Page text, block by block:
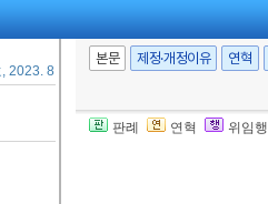
2023. 8. 16., 일부개정]
본문 제정·개정이유 연혁
판례 연혁 위임
2. 전자서명
제7조(서명요청
다)는 청구권